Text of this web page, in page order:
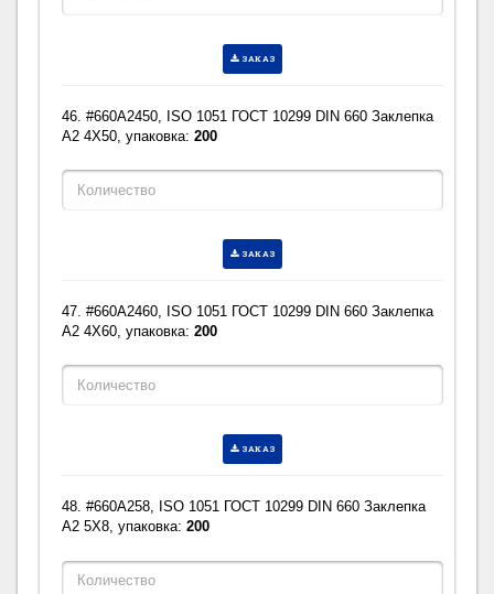
ЗАКАЗ
46. #660A2450, ISO 1051 ГОСТ 10299 DIN 660 Заклепка
A2 4X50, упаковка:200
ЗАКАЗ
47. #660A2460, ISO 1051 ГОСТ 10299 DIN 660 Заклепка
A2 4X60, упаковка:200
ЗАКАЗ
48. #660A258, ISO 1051 ГОСТ 10299 DIN 660 Заклепка
A2 5X8, упаковка:200